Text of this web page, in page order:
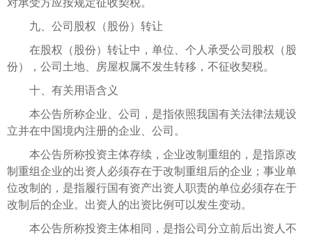
九、公司股权（股份）转让
在股权（股份）转让中，单位、个人承受公司股权（股
份），公司土地、房屋权属不发生转移，不征收契税。
十、有关用语含义
本公告所称企业、公司，是指依照我国有关法律法规设
立并在中国境内注册的企业、公司。
本公告所称投资主体存续，企业改制重组的，是指原改
制重组企业的出资人必须存在于改制重组后的企业；事业单
位改制的，是指履行国有资产出资人职责的单位必须存在于
改制后的企业。出资人的出资比例可以发生变动。
本公告所称投资主体相同，是指公司分立前后出资人不